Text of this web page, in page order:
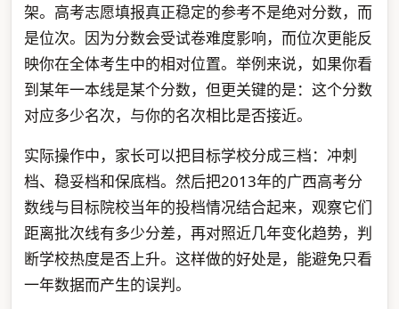
架。高考志愿填报真正稳定的参考不是绝对分数，而
是位次。因为分数会受试卷难度影响，而位次更能反
映你在全体考生中的相对位置。举例来说，如果你看
到某年一本线是某个分数，但更关键的是：这个分数
对应多少名次，与你的名次相比是否接近。
实际操作中，家长可以把目标学校分成三档：冲刺
档、稳妥档和保底档。然后把2013年的广西高考分
数线与目标院校当年的投档情况结合起来，观察它们
距离批次线有多少分差，再对照近几年变化趋势，判
断学校热度是否上升。这样做的好处是，能避免只看
一年数据而产生的误判。